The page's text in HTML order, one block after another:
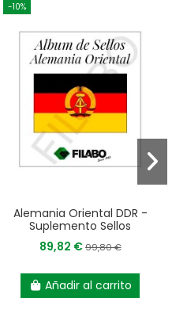
-10%
Alemania Oriental DDR -
Suplemento Sellos
89,82 €99,80 €
Añadir al carrito